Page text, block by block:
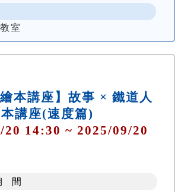
室
本講座】故事 × 鐵道人
講座(速度篇)
20 14:30 ~ 2025/09/20
間